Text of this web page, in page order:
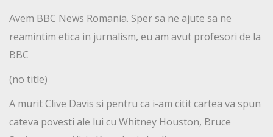
Avem BBC News Romania. Sper sa ne ajute sa ne
reamintim etica in jurnalism, eu am avut profesori de la
BBC
(no title)
A murit Clive Davis si pentru ca i-am citit cartea va spun
cateva povesti ale lui cu Whitney Houston, Bruce